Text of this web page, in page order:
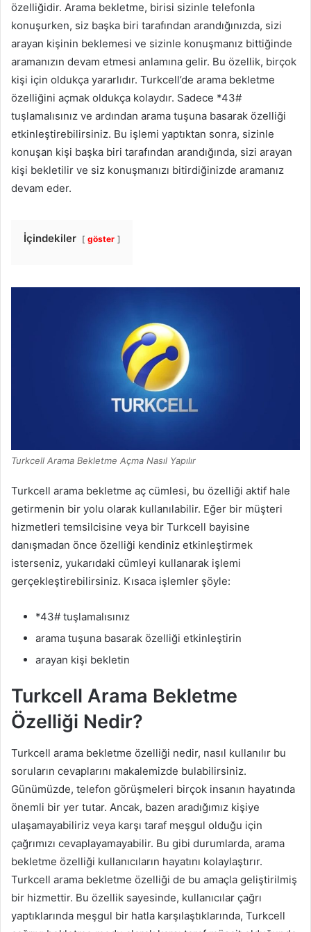
özelliğidir. Arama bekletme, birisi sizinle telefonla
konuşurken, siz başka biri tarafından arandığınızda, sizi
arayan kişinin beklemesi ve sizinle konuşmanız bittiğinde
aramanızın devam etmesi anlamına gelir. Bu özellik, birçok
kişi için oldukça yararlıdır. Turkcell’de arama bekletme
özelliğini açmak oldukça kolaydır. Sadece *43#
tuşlamalısınız ve ardından arama tuşuna basarak özelliği
etkinleştirebilirsiniz. Bu işlemi yaptıktan sonra, sizinle
konuşan kişi başka biri tarafından arandığında, sizi arayan
kişi bekletilir ve siz konuşmanızı bitirdiğinizde aramanız
devam eder.
İçindekiler göster
Turkcell Arama Bekletme Açma Nasıl Yapılır
Turkcell arama bekletme aç cümlesi, bu özelliği aktif hale
getirmenin bir yolu olarak kullanılabilir. Eğer bir müşteri
hizmetleri temsilcisine veya bir Turkcell bayisine
danışmadan önce özelliği kendiniz etkinleştirmek
isterseniz, yukarıdaki cümleyi kullanarak işlemi
gerçekleştirebilirsiniz. Kısaca işlemler şöyle:
*43# tuşlamalısınız
arama tuşuna basarak özelliği etkinleştirin
arayan kişi bekletin
Turkcell Arama Bekletme
Özelliği Nedir?
Turkcell arama bekletme özelliği nedir, nasıl kullanılır bu
soruların cevaplarını makalemizde bulabilirsiniz.
Günümüzde, telefon görüşmeleri birçok insanın hayatında
önemli bir yer tutar. Ancak, bazen aradığımız kişiye
ulaşamayabiliriz veya karşı taraf meşgul olduğu için
çağrımızı cevaplayamayabilir. Bu gibi durumlarda, arama
bekletme özelliği kullanıcıların hayatını kolaylaştırır.
Turkcell arama bekletme özelliği de bu amaçla geliştirilmiş
bir hizmettir. Bu özellik sayesinde, kullanıcılar çağrı
yaptıklarında meşgul bir hatla karşılaştıklarında, Turkcell